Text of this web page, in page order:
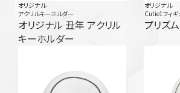
オリジナル
アクリルキーホルダー
オリジナル 丑年 アクリル
キーホルダー
オリジナル
Cutie1フィギ
プリズム